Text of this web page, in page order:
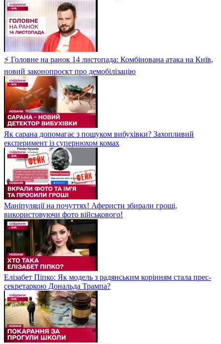
⚡ Головне на ранок 14 листопада: Комбінована атака на Київ,
новий законопроєкт про демобілізацію
Як сарана допомагає з пошуком вибухівки? Захопливий
експеримент із супернюхом комах
Маніпуляції на почуттях! Аферисти збирали гроші,
використовуючи фото військового!
Елізабет Піпко: Як модель з радянським корінням стала прес-
секретаркою Дональда Трампа?